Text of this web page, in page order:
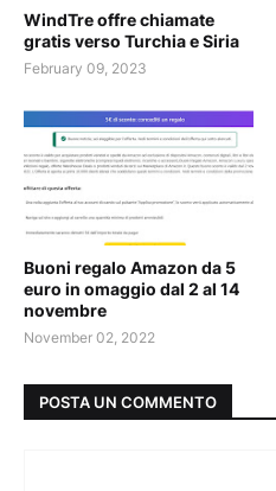
WindTre offre chiamate
gratis verso Turchia e Siria
February 09, 2023
Buoni regalo Amazon da 5
euro in omaggio dal 2 al 14
novembre
November 02, 2022
POSTA UN COMMENTO